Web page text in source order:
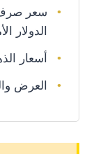
سعر صرف
الدولار
أسعار
العرض